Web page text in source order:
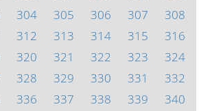
304 305 306 307
308
312 313 314 315
316
320 321 322 323
324
328 329 330 331
332
336 337 338 339 340